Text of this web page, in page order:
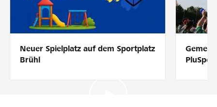
Unterstützen
Hilfe & Support
Partner / Raiffeisenbank
Neuer Spielplatz auf dem Sportplatz
Brühl